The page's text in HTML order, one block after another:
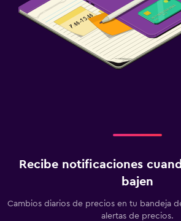
Recibe notificaciones
bajen
Cambios diarios de precios en tu bandeja
alertas de precios.